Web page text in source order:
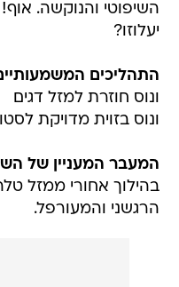
השיפוטי והנוקשה.
יעלוזו?
התהליכים
ונוס חוזרת למזל דגים
ונוס בזוית מדויקת
המעבר המעניין של
בהילוך אחורי ממזל
הרגשני והמעורפל.